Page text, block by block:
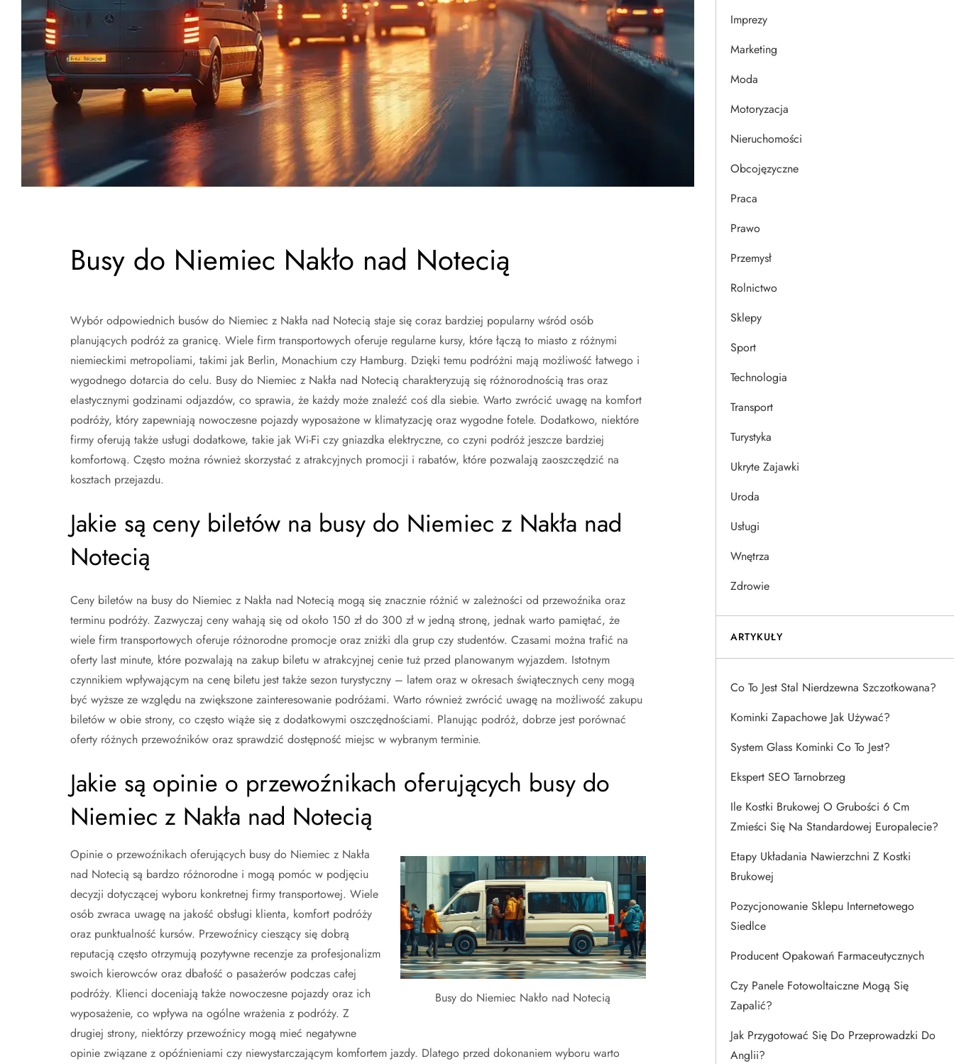
Busy do Niemiec Nakło nad Notecią
Wybór odpowiednich busów do Niemiec z Nakła nad Notecią staje się coraz bardziej popularny wśród osób
planujących podróż za granicę. Wiele firm transportowych oferuje regularne kursy, które łączą to miasto z różnymi
niemieckimi metropoliami, takimi jak Berlin, Monachium czy Hamburg. Dzięki temu podróżni mają możliwość łatwego i
wygodnego dotarcia do celu. Busy do Niemiec z Nakła nad Notecią charakteryzują się różnorodnością tras oraz
elastycznymi godzinami odjazdów, co sprawia, że każdy może znaleźć coś dla siebie. Warto zwrócić uwagę na komfort
podróży, który zapewniają nowoczesne pojazdy wyposażone w klimatyzację oraz wygodne fotele. Dodatkowo, niektóre
firmy oferują także usługi dodatkowe, takie jak Wi-Fi czy gniazdka elektryczne, co czyni podróż jeszcze bardziej
komfortową. Często można również skorzystać z atrakcyjnych promocji i rabatów, które pozwalają zaoszczędzić na
kosztach przejazdu.
Jakie są ceny biletów na busy do Niemiec z Nakła nad
Notecią
Ceny biletów na busy do Niemiec z Nakła nad Notecią mogą się znacznie różnić w zależności od przewoźnika oraz
terminu podróży. Zazwyczaj ceny wahają się od około 150 zł do 300 zł w jedną stronę, jednak warto pamiętać, że
wiele firm transportowych oferuje różnorodne promocje oraz zniżki dla grup czy studentów. Czasami można trafić na
oferty last minute, które pozwalają na zakup biletu w atrakcyjnej cenie tuż przed planowanym wyjazdem. Istotnym
czynnikiem wpływającym na cenę biletu jest także sezon turystyczny – latem oraz w okresach świątecznych ceny mogą
być wyższe ze względu na zwiększone zainteresowanie podróżami. Warto również zwrócić uwagę na możliwość zakupu
biletów w obie strony, co często wiąże się z dodatkowymi oszczędnościami. Planując podróż, dobrze jest porównać
oferty różnych przewoźników oraz sprawdzić dostępność miejsc w wybranym terminie.
Jakie są opinie o przewoźnikach oferujących busy do
Niemiec z Nakła nad Notecią
Busy do Niemiec Nakło nad Notecią
Opinie o przewoźnikach oferujących busy do Niemiec z Nakła
nad Notecią są bardzo różnorodne i mogą pomóc w podjęciu
decyzji dotyczącej wyboru konkretnej firmy transportowej. Wiele
osób zwraca uwagę na jakość obsługi klienta, komfort podróży
oraz punktualność kursów. Przewoźnicy cieszący się dobrą
reputacją często otrzymują pozytywne recenzje za profesjonalizm
swoich kierowców oraz dbałość o pasażerów podczas całej
podróży. Klienci doceniają także nowoczesne pojazdy oraz ich
wyposażenie, co wpływa na ogólne wrażenia z podróży. Z
drugiej strony, niektórzy przewoźnicy mogą mieć negatywne
opinie związane z opóźnieniami czy niewystarczającym komfortem jazdy. Dlatego przed dokonaniem wyboru warto
Imprezy
Marketing
Moda
Motoryzacja
Nieruchomości
Obcojęzyczne
Praca
Prawo
Przemysł
Rolnictwo
Sklepy
Sport
Technologia
Transport
Turystyka
Ukryte Zajawki
Uroda
Usługi
Wnętrza
Zdrowie
ARTYKUŁY
Co To Jest Stal Nierdzewna Szczotkowana?
Kominki Zapachowe Jak Używać?
System Glass Kominki Co To Jest?
Ekspert SEO Tarnobrzeg
Ile Kostki Brukowej O Grubości 6 Cm
Zmieści Się Na Standardowej Europalecie?
Etapy Układania Nawierzchni Z Kostki
Brukowej
Pozycjonowanie Sklepu Internetowego
Siedlce
Producent Opakowań Farmaceutycznych
Czy Panele Fotowoltaiczne Mogą Się
Zapalić?
Jak Przygotować Się Do Przeprowadzki Do
Anglii?